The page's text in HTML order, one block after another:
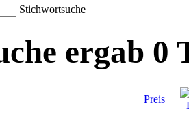
Stichwortsuche
ergab 0
Preis